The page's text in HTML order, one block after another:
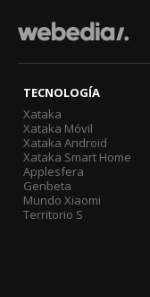
TECNOLOGÍA
Xataka
Xataka Móvil
Xataka Android
Xataka Smart Home
Applesfera
Genbeta
Mundo Xiaomi
Territorio S